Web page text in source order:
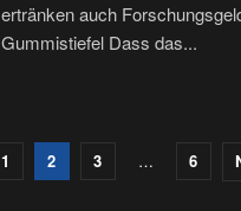
ertränken auch
Gummistiefel Dass das...
1 2 3 … 6